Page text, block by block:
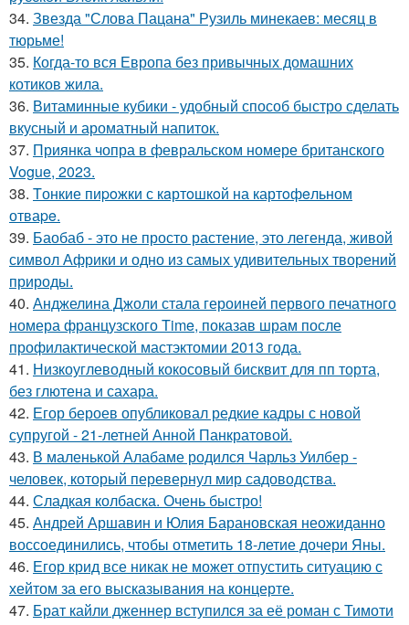
34. Звезда "Слова Пацана" Рузиль минекаев: месяц в
тюрьме!
35. Когда-то вся Европа без привычных домашних
котиков жила.
36. Витаминные кубики - удобный способ быстро сделать
вкусный и ароматный напиток.
37. Приянка чопра в февральском номере британского
Vogue, 2023.
38. Tонкие пиpoжки с кaртoшкoй на картoфeльном
отваpe.
39. Баобаб - это не просто растение, это легенда, живой
символ Африки и одно из самых удивительных творений
природы.
40. Анджелина Джоли стала героиней первого печатного
номера французского Time, показав шрам после
профилактической мастэктомии 2013 года.
41. Низкоуглеводный кокосовый бисквит для пп торта,
без глютена и сахара.
42. Егор бероев опубликовал редкие кадры с новой
супругой - 21-летней Анной Панкратовой.
43. В маленькой Алабаме родился Чарльз Уилбер -
человек, который перевернул мир садоводства.
44. Сладкая колбаска. Очень быстро!
45. Андрей Аршавин и Юлия Барановская неожиданно
воссоединились, чтобы отметить 18-летие дочери Яны.
46. Егор крид все никак не может отпустить ситуацию с
хейтом за его высказывания на концерте.
47. Брат кайли дженнер вступился за её роман с Тимоти